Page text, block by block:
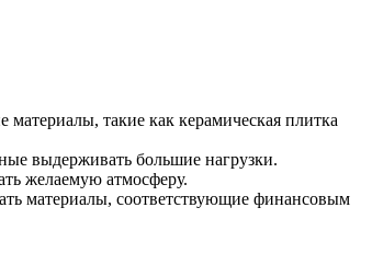
такие как керамическая плитка
выдерживать большие нагрузки.
желаемую атмосферу.
материалы, соответствующие финансовым